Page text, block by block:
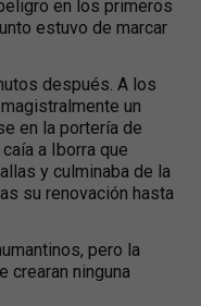
en los primeros
estuvo de marcar
después. A los
un
en la portería de
a Iborra que
y culminaba de la
su renovación hasta
pero la
crearan ninguna